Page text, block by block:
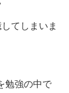
てしまいま
勉強の中で